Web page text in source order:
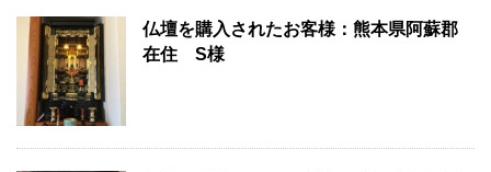
仏壇を購入されたお客様：熊本県阿蘇郡
在住 S様